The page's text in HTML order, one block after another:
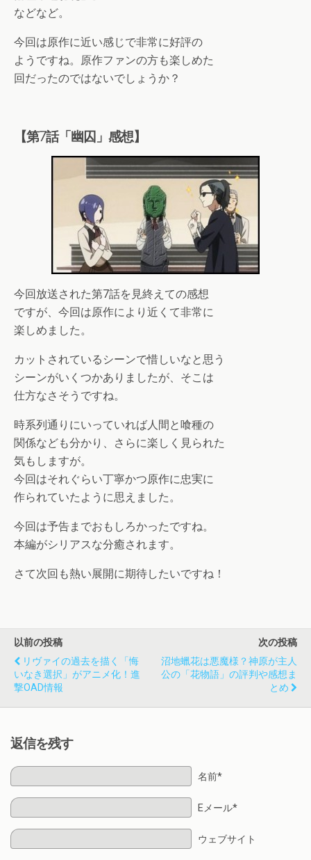
などなど。
今回は原作に近い感じで非常に好評の
ようですね。原作ファンの方も楽しめた
回だったのではないでしょうか？
【第7話「幽囚」感想】
今回放送された第7話を見終えての感想
ですが、今回は原作により近くて非常に
楽しめました。
カットされているシーンで惜しいなと思う
シーンがいくつかありましたが、そこは
仕方なさそうですね。
時系列通りにいっていれば人間と喰種の
関係なども分かり、さらに楽しく見られた
気もしますが。
今回はそれぐらい丁寧かつ原作に忠実に
作られていたように思えました。
今回は予告までおもしろかったですね。
本編がシリアスな分癒されます。
さて次回も熱い展開に期待したいですね！
以前の投稿
リヴァイの過去を描く「悔
いなき選択」がアニメ化！進
撃OAD情報
次の投稿
沼地蠟花は悪魔様？神原が主人
公の「花物語」の評判や感想ま
とめ
返信を残す
名前*
Eメール*
ウェブサイト